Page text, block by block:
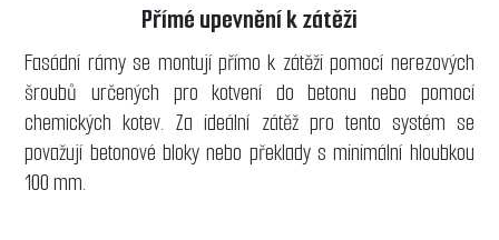
Přímé upevnění k zátěži
Fasádní rámy se montují přímo k zátěži pomocí nerezových
šroubů určených pro kotvení do betonu nebo pomocí
chemických kotev. Za ideální zátěž pro tento systém se
považují betonové bloky nebo překlady s minimální hloubkou
100 mm.